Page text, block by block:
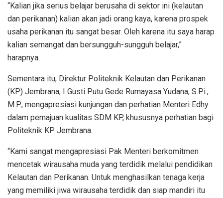
“Kalian jika serius belajar berusaha di sektor ini (kelautan
dan perikanan) kalian akan jadi orang kaya, karena prospek
usaha perikanan itu sangat besar. Oleh karena itu saya harap
kalian semangat dan bersungguh-sungguh belajar,”
harapnya.
Sementara itu, Direktur Politeknik Kelautan dan Perikanan
(KP) Jembrana, I Gusti Putu Gede Rumayasa Yudana, S.Pi.,
M.P., mengapresiasi kunjungan dan perhatian Menteri Edhy
dalam pemajuan kualitas SDM KP, khususnya perhatian bagi
Politeknik KP Jembrana.
“Kami sangat mengapresiasi Pak Menteri berkomitmen
mencetak wirausaha muda yang terdidik melalui pendidikan
Kelautan dan Perikanan. Untuk menghasilkan tenaga kerja
yang memiliki jiwa wirausaha terdidik dan siap mandiri itu